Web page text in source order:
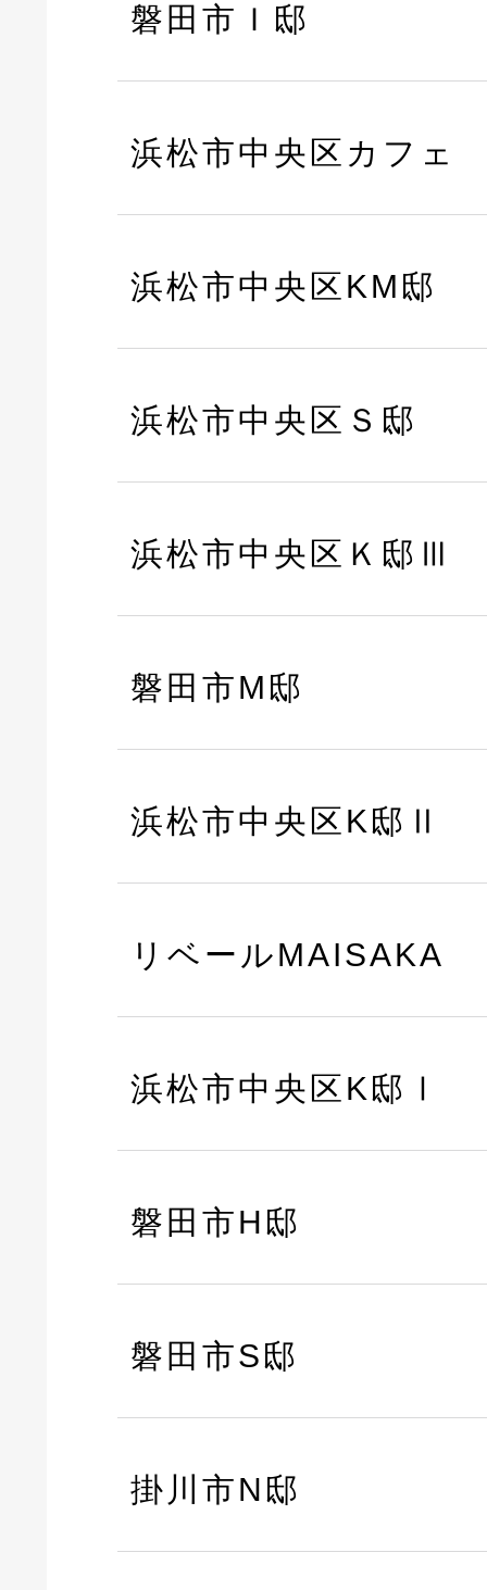
磐田市Ｉ邸
浜松市中央区カフェ
浜松市中央区KM邸
浜松市中央区Ｓ邸
浜松市中央区Ｋ邸Ⅲ
磐田市M邸
浜松市中央区K邸Ⅱ
リベールMAISAKA
浜松市中央区K邸Ⅰ
磐田市H邸
磐田市S邸
掛川市N邸